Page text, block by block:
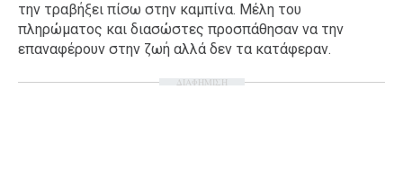
την τραβήξει πίσω στην καμπίνα. Μέλη του
πληρώματος και διασώστες προσπάθησαν να την
επαναφέρουν στην ζωή αλλά δεν τα κατάφεραν.
ΔΙΑΦΗΜΙΣΗ